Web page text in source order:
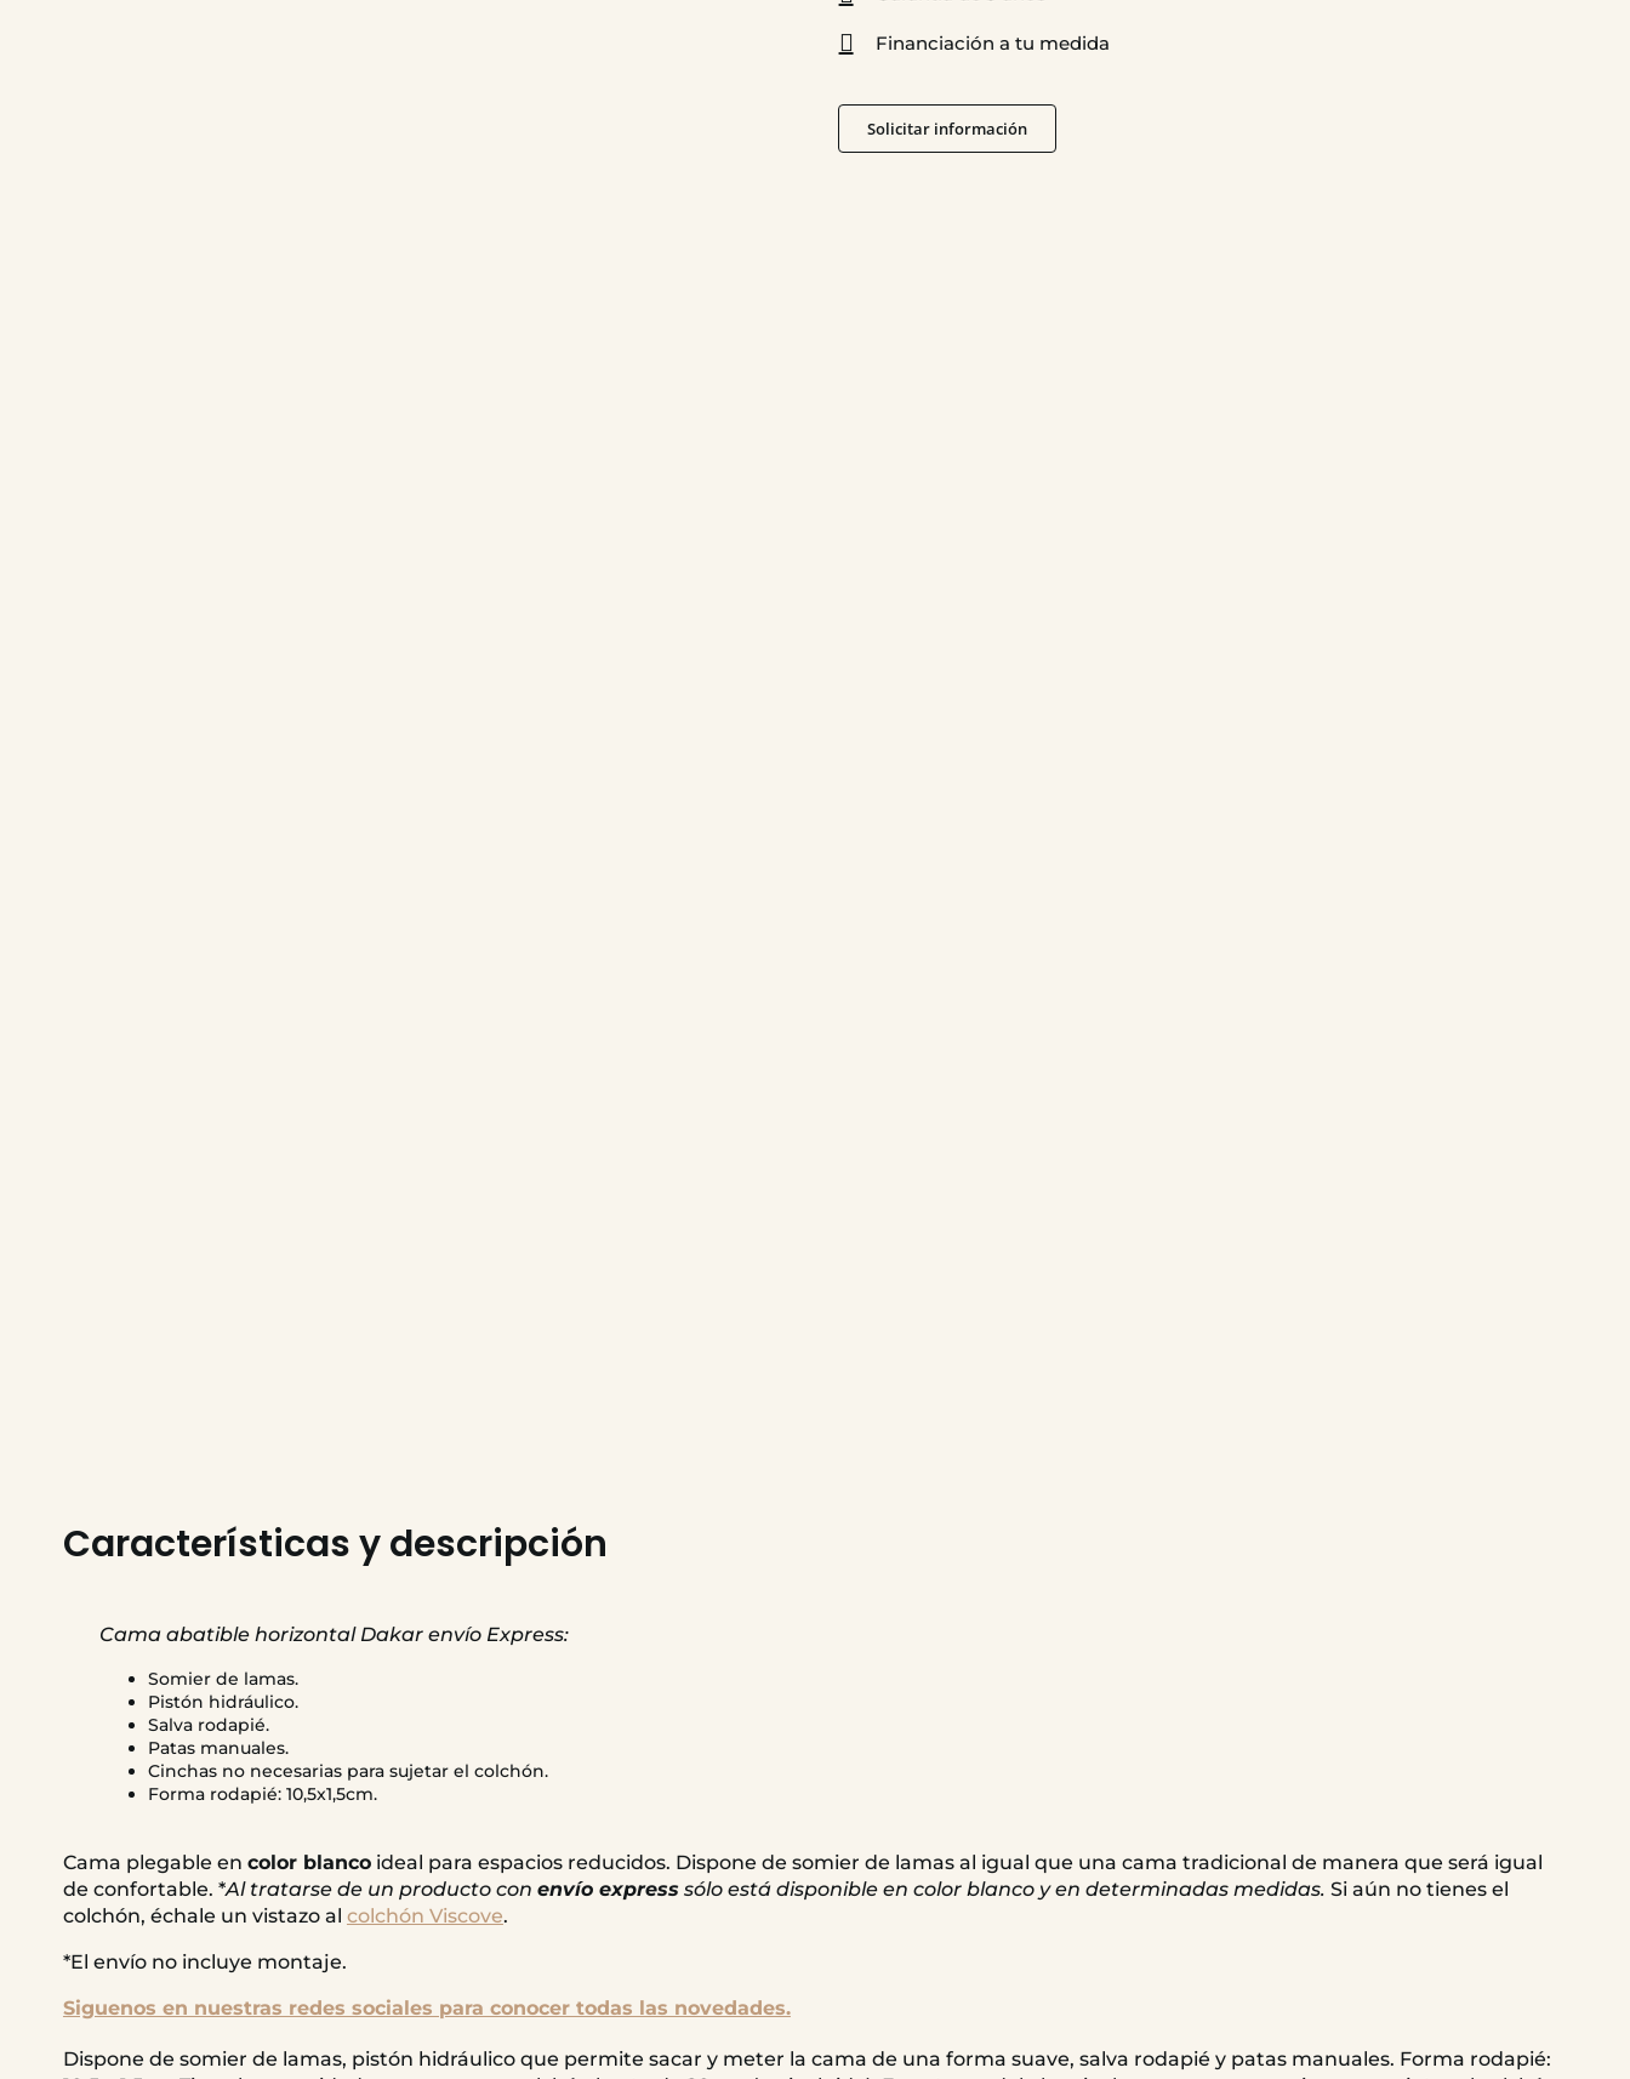
Financiación a tu medida
Solicitar información
Características y descripción
Cama abatible horizontal Dakar envío Express:
Somier de lamas.
Pistón hidráulico.
Salva rodapié.
Patas manuales.
Cinchas no necesarias para sujetar el colchón.
Forma rodapié: 10,5x1,5cm.
Cama plegable en color blancoideal para espacios reducidos. Dispone de somier de lamas al igual que una cama tradicional de manera que será igual
de confortable. *Al tratarse de un producto con envío expresssólo está disponible en color blanco y en determinadas medidas. Si aún no tienes el
colchón, échale un vistazo al colchón Viscove.
*El envío no incluye montaje.
Siguenos en nuestras redes sociales para conocer todas las novedades.
Dispone de somier de lamas, pistón hidráulico que permite sacar y meter la cama de una forma suave, salva rodapié y patas manuales. Forma rodapié: